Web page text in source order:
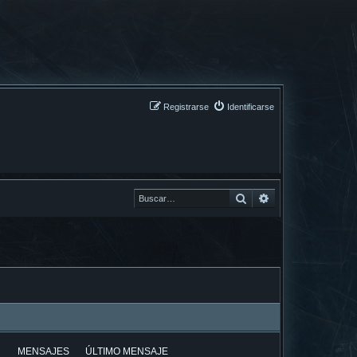
Identificarse
Registrarse
Buscar
MENSAJES ÚLTIMO MENSAJE